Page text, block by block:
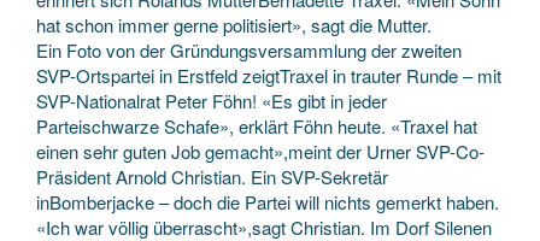
hat schon immer gerne politisiert», sagt die Mutter.
Ein Foto von der Gründungsversammlung der zweiten
SVP-Ortspartei in Erstfeld zeigtTraxel in trauter Runde – mit
SVP-Nationalrat Peter Föhn! «Es gibt in jeder
Parteischwarze Schafe», erklärt Föhn heute. «Traxel hat
einen sehr guten Job gemacht»,meint der Urner SVP-Co-
Präsident Arnold Christian. Ein SVP-Sekretär
inBomberjacke – doch die Partei will nichts gemerkt haben.
«Ich war völlig überrascht»,sagt Christian. Im Dorf Silenen